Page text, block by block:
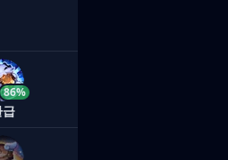
86%
급